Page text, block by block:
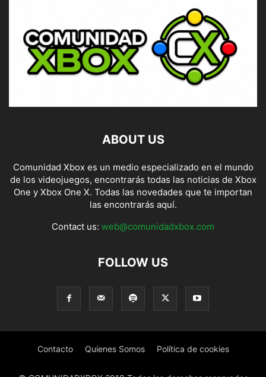
ABOUT US
Comunidad Xbox es un medio especializado en el mundo
de los videojuegos, encontrarás todas las noticias de Xbox
One y Xbox One X. Todas las novedades que te importan
las encontrarás aquí.
Contact us: web@comunidadxbox.com
FOLLOW US
Contacto Quienes Somos Política de cookies